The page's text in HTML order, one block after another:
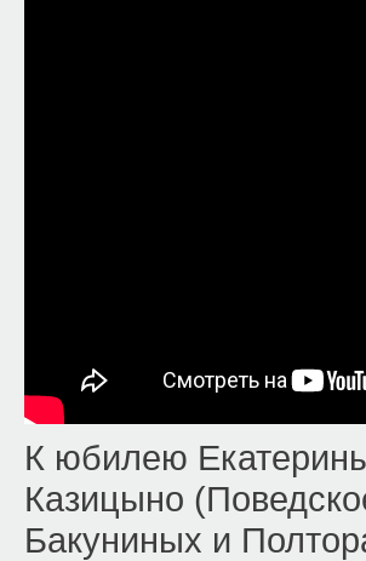
К юбилею
Казицыно
Бакуниных и